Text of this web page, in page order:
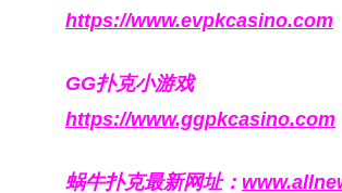
https://www.evpkcasino.com
GG扑克小游戏
https://www.ggpkcasino.com
蜗牛扑克最新网址：